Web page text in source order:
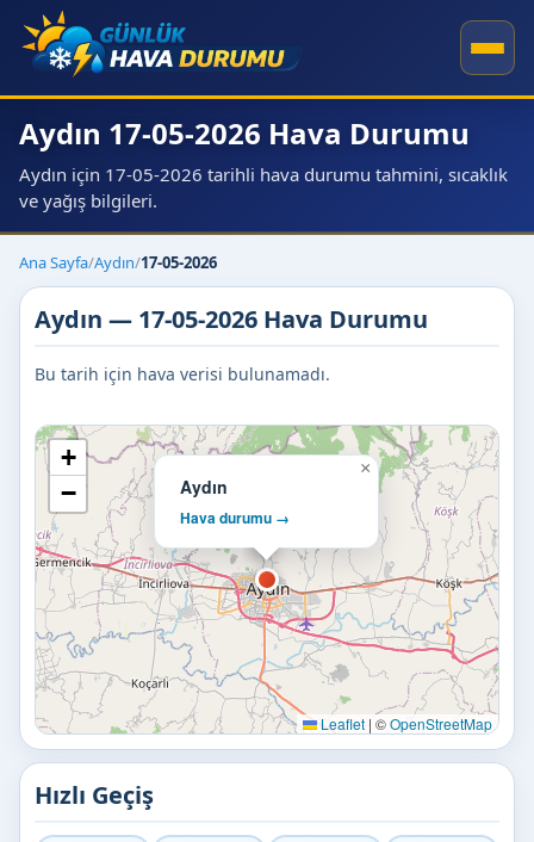
Aydın 17-05-2026 Hava Durumu
Aydın için 17-05-2026 tarihli hava durumu tahmini, sıcaklık
ve yağış bilgileri.
Ana Sayfa/Aydın/17-05-2026
Aydın — 17-05-2026 Hava Durumu
Bu tarih için hava verisi bulunamadı.
Aydın
Hava durumu →
×
+
−
Leaflet | ©OpenStreetMap
Hızlı Geçiş